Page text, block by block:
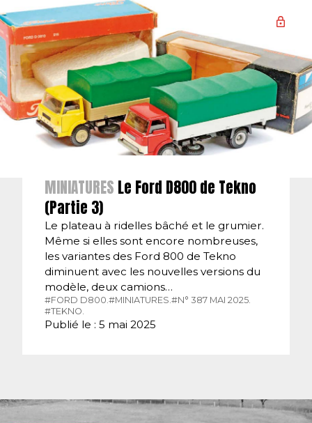
MINIATURES Le Ford D800 de Tekno
(Partie 3)
Le plateau à ridelles bâché et le grumier.
Même si elles sont encore nombreuses,
les variantes des Ford 800 de Tekno
diminuent avec les nouvelles versions du
modèle, deux camions…
#FORD D800.#MINIATURES.#N° 387 MAI 2025.
#TEKNO.
Publié le : 5 mai 2025